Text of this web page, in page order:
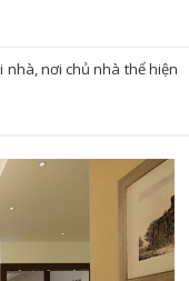
nhà, nơi chủ nhà thể hiện